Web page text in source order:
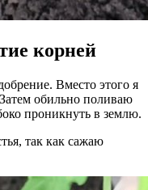
корней
Вместо этого я
обильно поливаю
проникнуть в землю.
так как сажаю